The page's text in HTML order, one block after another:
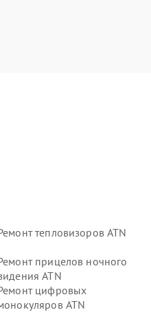
тепловизоров ATN
прицелов ночного
ATN
цифровых
ATN